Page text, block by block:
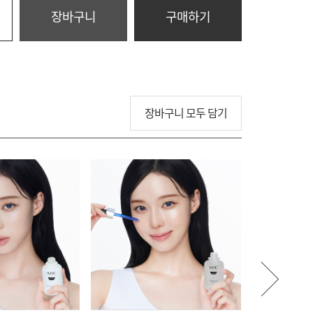
장바구니 구매하기
장바구니 모두 담기